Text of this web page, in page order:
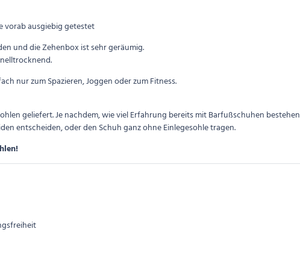
vorab ausgiebig getestet
und die Zehenbox ist sehr geräumig.
nur zum Spazieren, Joggen oder zum Fitness.
geliefert. Je nachdem, wie viel Erfahrung bereits mit Barfußschuhen bestehen
entscheiden, oder den Schuh ganz ohne Einlegesohle tragen.